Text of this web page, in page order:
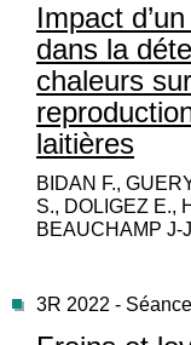
Impact
dans la
chaleurs
laitières
BIDAN F.,
S., DOLIGEZ E.,
BEAUCHAMP J-
3R 2022 -